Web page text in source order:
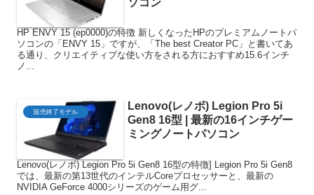
HP ENVY 15 (ep0000)の特徴 新しくなったHPのプレミアムノートパ
ソコンの「ENVY 15」ですが、「The best Creator PC」と書いてあ
る通り、クリエイティブな使い方をされる方におすすめ15.6インチ
ノ...
販売終了モデル
Lenovo(レノボ) Legion Pro 5i
Gen8 16型 | 最新の16インチゲー
ミングノートパソコン
Lenovo(レノボ) Legion Pro 5i Gen8 16型の特徴] Legion Pro 5i Gen8
では、最新の第13世代のインテルCoreプロセッサーと、最新の
NVIDIA GeForce 4000シリーズのゲーム用グ...